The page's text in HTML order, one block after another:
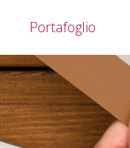
Portafoglio